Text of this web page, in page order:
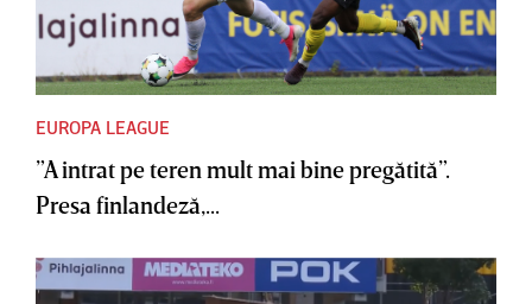
EUROPA LEAGUE
”A intrat pe teren mult mai bine pregătită”.
Presa finlandeză,...